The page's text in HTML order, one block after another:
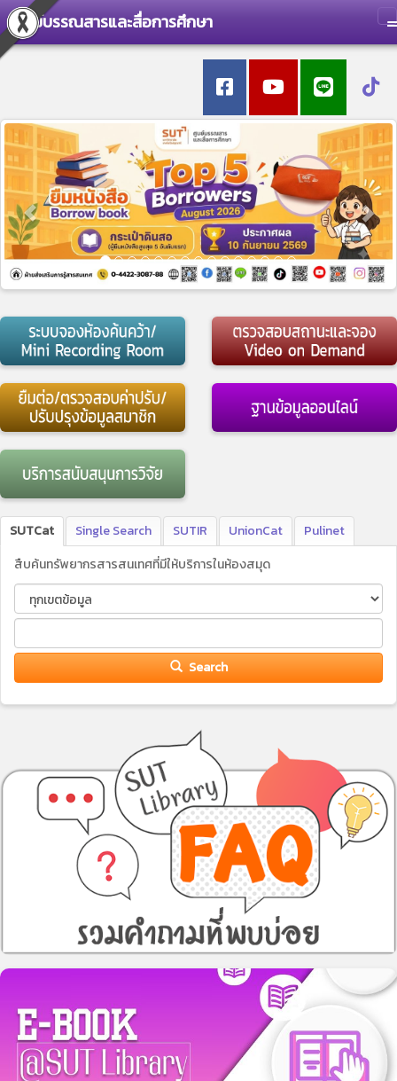
ศูนย์บรรณสารและสื่อการศึกษา
Previous
SUTCat Single Search SUTIR UnionCat
Pulinet
สืบค้นทรัพยากรสารสนเทศที่มีให้บริการในห้องสมุด
Search